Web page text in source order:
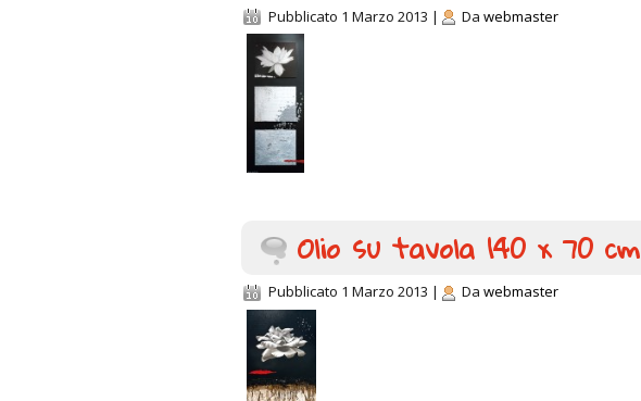
Pubblicato 1 Marzo 2013 | Da webmaster
Olio su tavola 140 x 70 cm
Pubblicato 1 Marzo 2013 | Da webmaster